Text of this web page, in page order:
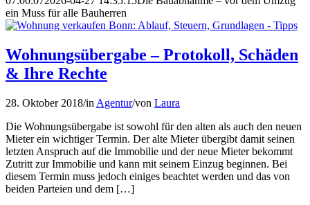
ein Muss für alle Bauherren
Wohnungsübergabe – Protokoll, Schäden
& Ihre Rechte
28. Oktober 2018/in Agentur/von Laura
Die Wohnungsübergabe ist sowohl für den alten als auch den neuen
Mieter ein wichtiger Termin. Der alte Mieter übergibt damit seinen
letzten Anspruch auf die Immobilie und der neue Mieter bekommt
Zutritt zur Immobilie und kann mit seinem Einzug beginnen. Bei
diesem Termin muss jedoch einiges beachtet werden und das von
beiden Parteien und dem […]